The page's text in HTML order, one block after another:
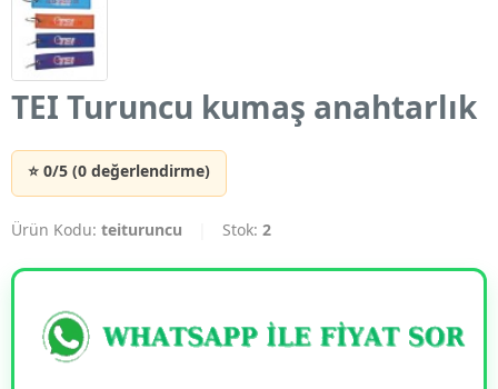
TEI Turuncu kumaş anahtarlık
⭐ 0/5 (0 değerlendirme)
Ürün Kodu: teituruncu Stok: 2